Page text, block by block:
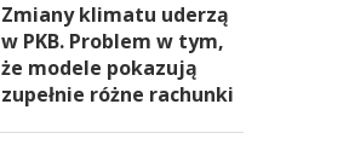
Zmiany klimatu uderzą
w PKB. Problem w tym,
że modele pokazują
zupełnie różne rachunki